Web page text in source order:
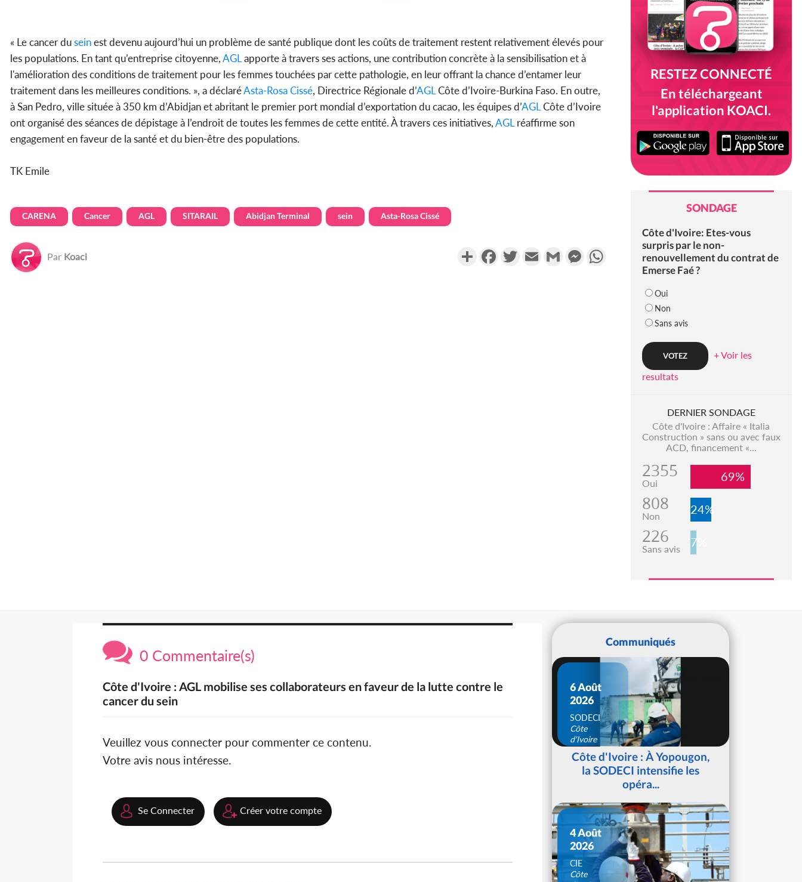
« Le cancer duseinest devenu aujourd’hui un problème de santé publique dont les coûts de traitement restent relativement élevés pour
les populations. En tant qu’entreprise citoyenne,AGL apporte à travers ses actions, une contribution concrète à la sensibilisation et à
l'amélioration des conditions de traitement pour les femmes touchées par cette pathologie, en leur offrant la chance d’entamer leur
traitement dans les meilleures conditions. », a déclaréAsta-Rosa Cissé, Directrice Régionale d’AGL Côte d’Ivoire-Burkina Faso. En outre,
à San Pedro, ville située à 350 km d’Abidjan et abritant le premier port mondial d’exportation du cacao, les équipes d’AGL Côte d’Ivoire
ont organisé des séances de dépistage à l’endroit de toutes les femmes de cette entité. À travers ces initiatives,AGL réaffirme son
engagement en faveur de la santé et du bien-être des populations.
TK Emile
CARENA Cancer AGL SITARAIL Abidjan Terminal sein Asta-Rosa Cissé
Par Koaci PartagerFacebookTwitterEmail Gmail MessengerWhatsApp
RESTEZ CONNECTÉ
En téléchargeant
l'application KOACI.
SONDAGE
Côte d'Ivoire: Etes-vous
surpris par le non-
renouvellement du contrat de
Emerse Faé ?
Oui
Non
Sans avis
+ Voir les
resultats
DERNIER SONDAGE
Côte d'Ivoire : Affaire « Italia
Construction » sans ou avec faux
ACD, financement «...
2355
Oui 69%
808
Non 24%
226
Sans avis 7%
0 Commentaire(s)
Côte d'Ivoire : AGL mobilise ses collaborateurs en faveur de la lutte contre le
cancer du sein
Veuillez vous connecter pour commenter ce contenu.
Votre avis nous intéresse.
Se Connecter Créer votre compte
Communiqués
6 Août
2026
SODECI
Côte
d'Ivoire
Côte d'Ivoire : À Yopougon,
la SODECI intensifie les
opéra...
4 Août
2026
CIE
Côte